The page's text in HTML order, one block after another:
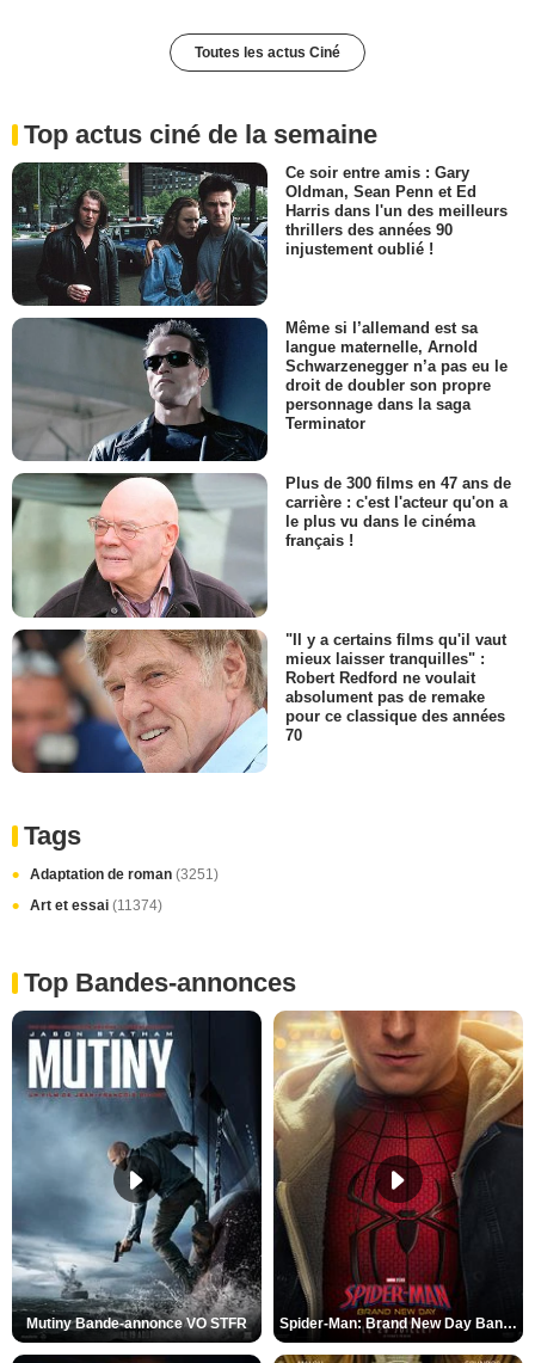
Toutes les actus Ciné
Top actus ciné de la semaine
Ce soir entre amis : Gary
Oldman, Sean Penn et Ed
Harris dans l'un des meilleurs
thrillers des années 90
injustement oublié !
Même si l’allemand est sa
langue maternelle, Arnold
Schwarzenegger n’a pas eu le
droit de doubler son propre
personnage dans la saga
Terminator
Plus de 300 films en 47 ans de
carrière : c'est l'acteur qu'on a
le plus vu dans le cinéma
français !
"Il y a certains films qu'il vaut
mieux laisser tranquilles" :
Robert Redford ne voulait
absolument pas de remake
pour ce classique des années
70
Tags
Adaptation de roman (3251)
Art et essai (11374)
Top Bandes-annonces
Mutiny Bande-annonce VO STFR Spider-Man: Brand New Day Bande-annonce VO STFR